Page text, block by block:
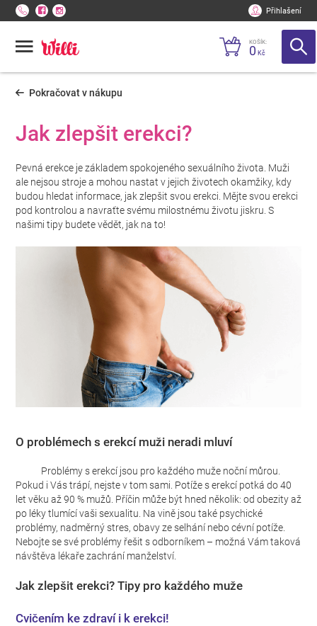
Přihlašení
KOŠÍK:
0 Kč
Pokračovat v nákupu
Jak zlepšit erekci?
Pevná erekce je základem spokojeného sexuálního života. Muži
ale nejsou stroje a mohou nastat v jejich životech okamžiky, kdy
budou hledat informace, jak zlepšit svou erekci. Mějte svou erekci
pod kontrolou a navraťte svému milostnému životu jiskru. S
našimi tipy budete vědět, jak na to!
O problémech s erekcí muži neradi mluví
Problémy s erekcí jsou pro každého muže noční můrou.
Pokud i Vás trápí, nejste v tom sami. Potíže s erekcí potká do 40
let věku až 90 % mužů. Příčin může být hned několik: od obezity až
po léky tlumící vaši sexualitu. Na vině jsou také psychické
problémy, nadměrný stres, obavy ze selhání nebo cévní potíže.
Nebojte se své problémy řešit s odborníkem – možná Vám taková
návštěva lékaře zachrání manželství.
Jak zlepšit erekci? Tipy pro každého muže
Cvičením ke zdraví i k erekci!